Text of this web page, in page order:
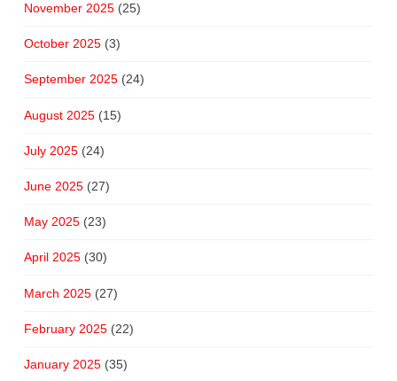
November 2025(25)
October 2025(3)
September 2025(24)
August 2025(15)
July 2025(24)
June 2025(27)
May 2025(23)
April 2025(30)
March 2025(27)
February 2025(22)
January 2025(35)